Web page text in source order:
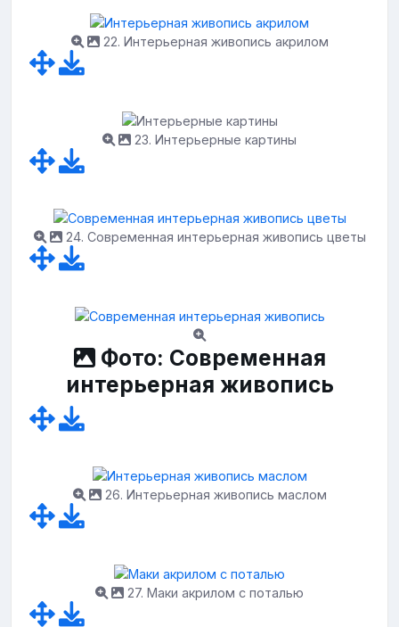
22. Интерьерная живопись акрилом
23. Интерьерные картины
24. Современная интерьерная живопись цветы
Фото: Современная
интерьерная живопись
26. Интерьерная живопись маслом
27. Маки акрилом с поталью